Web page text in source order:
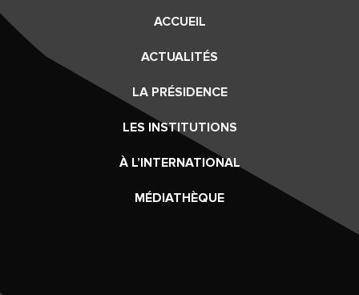
ACCUEIL
ACTUALITÉS
LA PRÉSIDENCE
LES INSTITUTIONS
À L’INTERNATIONAL
MÉDIATHÈQUE